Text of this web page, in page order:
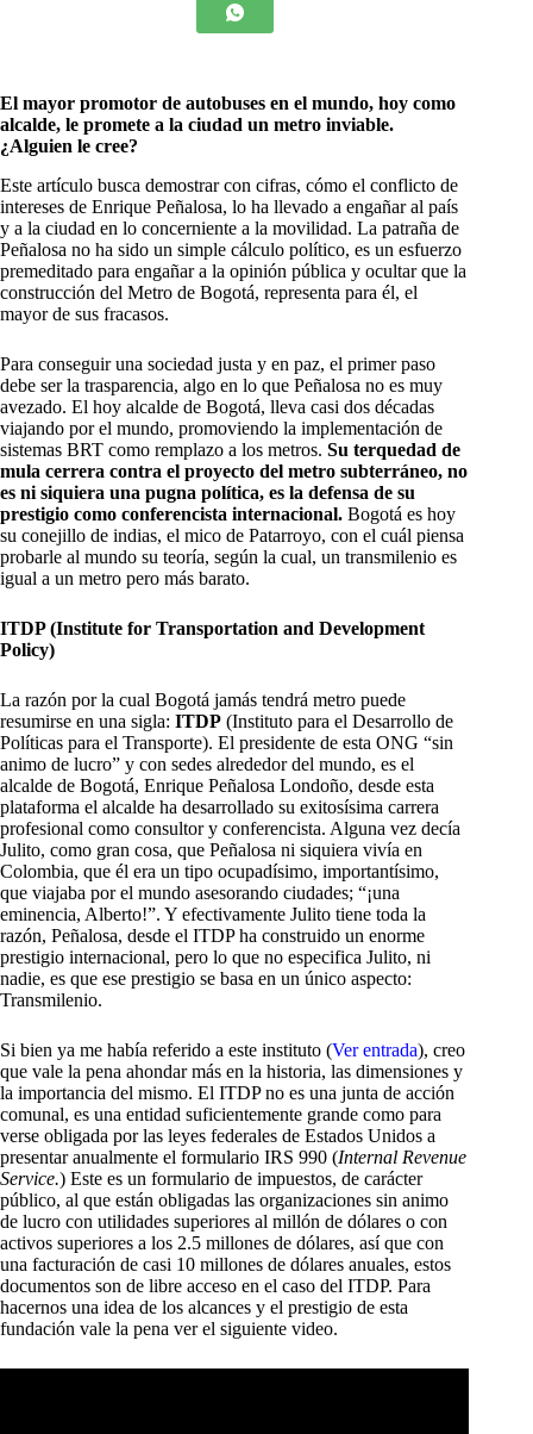
El mayor promotor de autobuses en el mundo, hoy como
alcalde, le promete a la ciudad un metro inviable.
¿Alguien le cree?
Este artículo busca demostrar con cifras, cómo el conflicto de
intereses de Enrique Peñalosa, lo ha llevado a engañar al país
y a la ciudad en lo concerniente a la movilidad. La patraña de
Peñalosa no ha sido un simple cálculo político, es un esfuerzo
premeditado para engañar a la opinión pública y ocultar que la
construcción del Metro de Bogotá, representa para él, el
mayor de sus fracasos.
Para conseguir una sociedad justa y en paz, el primer paso
debe ser la trasparencia, algo en lo que Peñalosa no es muy
avezado. El hoy alcalde de Bogotá, lleva casi dos décadas
viajando por el mundo, promoviendo la implementación de
sistemas BRT como remplazo a los metros. Su terquedad de
mula cerrera contra el proyecto del metro subterráneo, no
es ni siquiera una pugna política, es la defensa de su
prestigio como conferencista internacional. Bogotá es hoy
su conejillo de indias, el mico de Patarroyo, con el cuál piensa
probarle al mundo su teoría, según la cual, un transmilenio es
igual a un metro pero más barato.
ITDP (Institute for Transportation and Development
Policy)
La razón por la cual Bogotá jamás tendrá metro puede
resumirse en una sigla: ITDP (Instituto para el Desarrollo de
Políticas para el Transporte). El presidente de esta ONG “sin
animo de lucro” y con sedes alrededor del mundo, es el
alcalde de Bogotá, Enrique Peñalosa Londoño, desde esta
plataforma el alcalde ha desarrollado su exitosísima carrera
profesional como consultor y conferencista. Alguna vez decía
Julito, como gran cosa, que Peñalosa ni siquiera vivía en
Colombia, que él era un tipo ocupadísimo, importantísimo,
que viajaba por el mundo asesorando ciudades; “¡una
eminencia, Alberto!”. Y efectivamente Julito tiene toda la
razón, Peñalosa, desde el ITDP ha construido un enorme
prestigio internacional, pero lo que no especifica Julito, ni
nadie, es que ese prestigio se basa en un único aspecto:
Transmilenio.
Si bien ya me había referido a este instituto (Ver entrada), creo
que vale la pena ahondar más en la historia, las dimensiones y
la importancia del mismo. El ITDP no es una junta de acción
comunal, es una entidad suficientemente grande como para
verse obligada por las leyes federales de Estados Unidos a
presentar anualmente el formulario IRS 990 (Internal Revenue
Service.) Este es un formulario de impuestos, de carácter
público, al que están obligadas las organizaciones sin animo
de lucro con utilidades superiores al millón de dólares o con
activos superiores a los 2.5 millones de dólares, así que con
una facturación de casi 10 millones de dólares anuales, estos
documentos son de libre acceso en el caso del ITDP. Para
hacernos una idea de los alcances y el prestigio de esta
fundación vale la pena ver el siguiente video.